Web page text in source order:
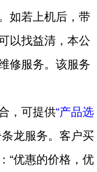
如若上机后，带
以找益清，本公
修服务。该服务
，可提供“产品选
龙服务。客户买
“优惠的价格，优